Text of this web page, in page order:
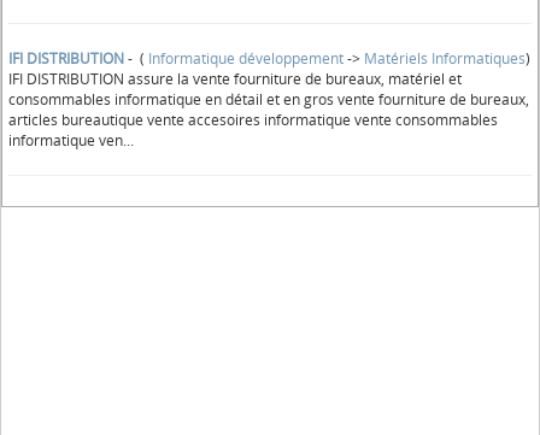
IFI DISTRIBUTION- ( Informatique développement-> Matériels Informatiques)
IFI DISTRIBUTION assure la vente fourniture de bureaux, matériel et
consommables informatique en détail et en gros vente fourniture de bureaux,
articles bureautique vente accesoires informatique vente consommables
informatique ven...